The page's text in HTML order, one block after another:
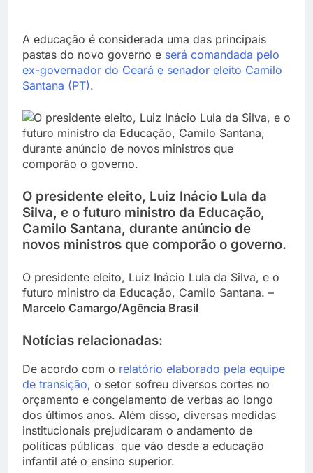
A educação é considerada uma das principais
pastas do novo governo e será comandada pelo
ex-governador do Ceará e senador eleito Camilo
Santana (PT).
O presidente eleito, Luiz Inácio Lula da
Silva, e o futuro ministro da Educação,
Camilo Santana, durante anúncio de
novos ministros que comporão o governo.
O presidente eleito, Luiz Inácio Lula da Silva, e o
futuro ministro da Educação, Camilo Santana. –
Marcelo Camargo/Agência Brasil
Notícias relacionadas:
De acordo com o relatório elaborado pela equipe
de transição, o setor sofreu diversos cortes no
orçamento e congelamento de verbas ao longo
dos últimos anos. Além disso, diversas medidas
institucionais prejudicaram o andamento de
políticas públicas que vão desde a educação
infantil até o ensino superior.